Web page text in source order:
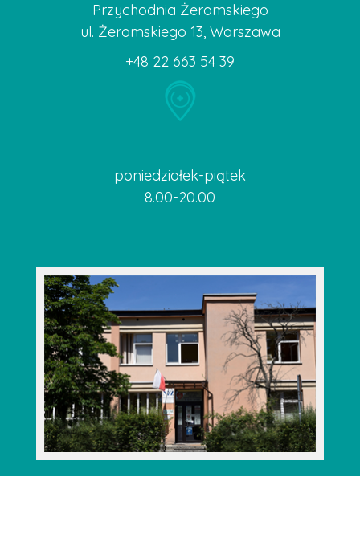
Przychodnia Żeromskiego
ul. Żeromskiego 13, Warszawa
+48 22 663 54 39
poniedziałek-piątek
8.00-20.00